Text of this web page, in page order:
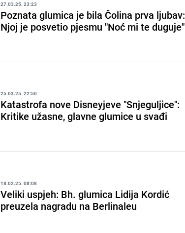
27.03.25. 23:23
Poznata glumica je bila Čolina prva ljubav:
Njoj je posvetio pjesmu "Noć mi te duguje"
25.03.25. 22:50
Katastrofa nove Disneyjeve "Snjeguljice":
Kritike užasne, glavne glumice u svađi
18.02.25. 08:08
Veliki uspjeh: Bh. glumica Lidija Kordić
preuzela nagradu na Berlinaleu